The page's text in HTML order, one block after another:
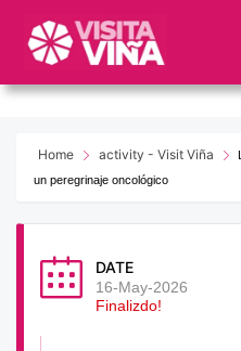
este
web
sistemaHome activity - Visit Viña
un peregrinaje oncológico
DATE
16-May-2026
Finalizdo!